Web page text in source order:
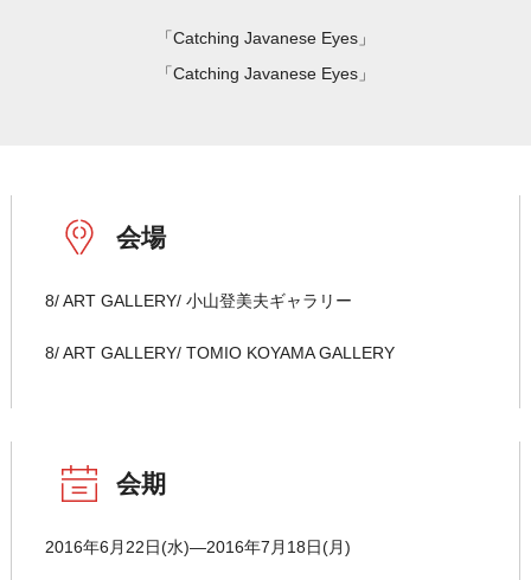
「Catching Javanese Eyes」
「Catching Javanese Eyes」
会場
8/ ART GALLERY/ 小山登美夫ギャラリー
8/ ART GALLERY/ TOMIO KOYAMA GALLERY
会期
2016年6月22日(水)―2016年7月18日(月)